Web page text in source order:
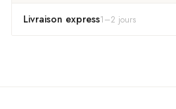
Livraison express1–2 jours